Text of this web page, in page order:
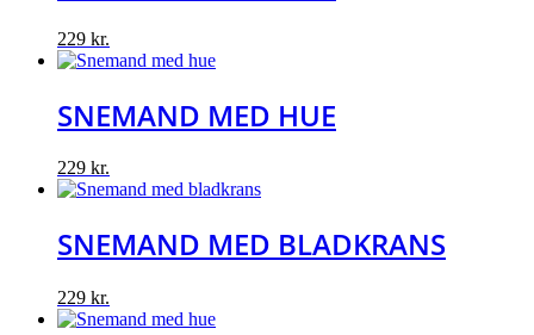
229 kr.
SNEMAND MED HUE
229 kr.
SNEMAND MED BLADKRANS
229 kr.